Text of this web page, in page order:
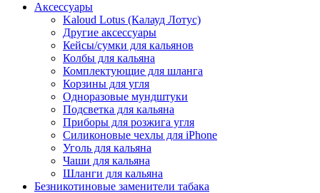
Аксессуары
Kaloud Lotus (Калауд Лотус)
Другие аксессуары
Кейсы/сумки для кальянов
Колбы для кальяна
Комплектующие для шланга
Корзины для угля
Одноразовые мундштуки
Подсветка для кальяна
Приборы для розжига угля
Силиконовые чехлы для iPhone
Уголь для кальяна
Чаши для кальяна
Шланги для кальяна
Безникотиновые заменители табака